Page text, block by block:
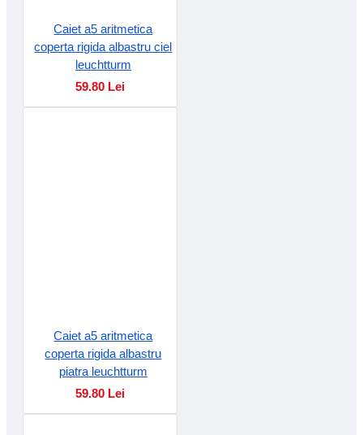
Caiet a5 aritmetica
coperta rigida albastru ciel
leuchtturm
59.80 Lei
Caiet a5 aritmetica
coperta rigida albastru
piatra leuchtturm
59.80 Lei